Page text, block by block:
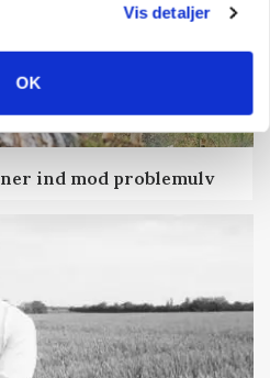
Vis detaljer
OK
ind mod problemulv